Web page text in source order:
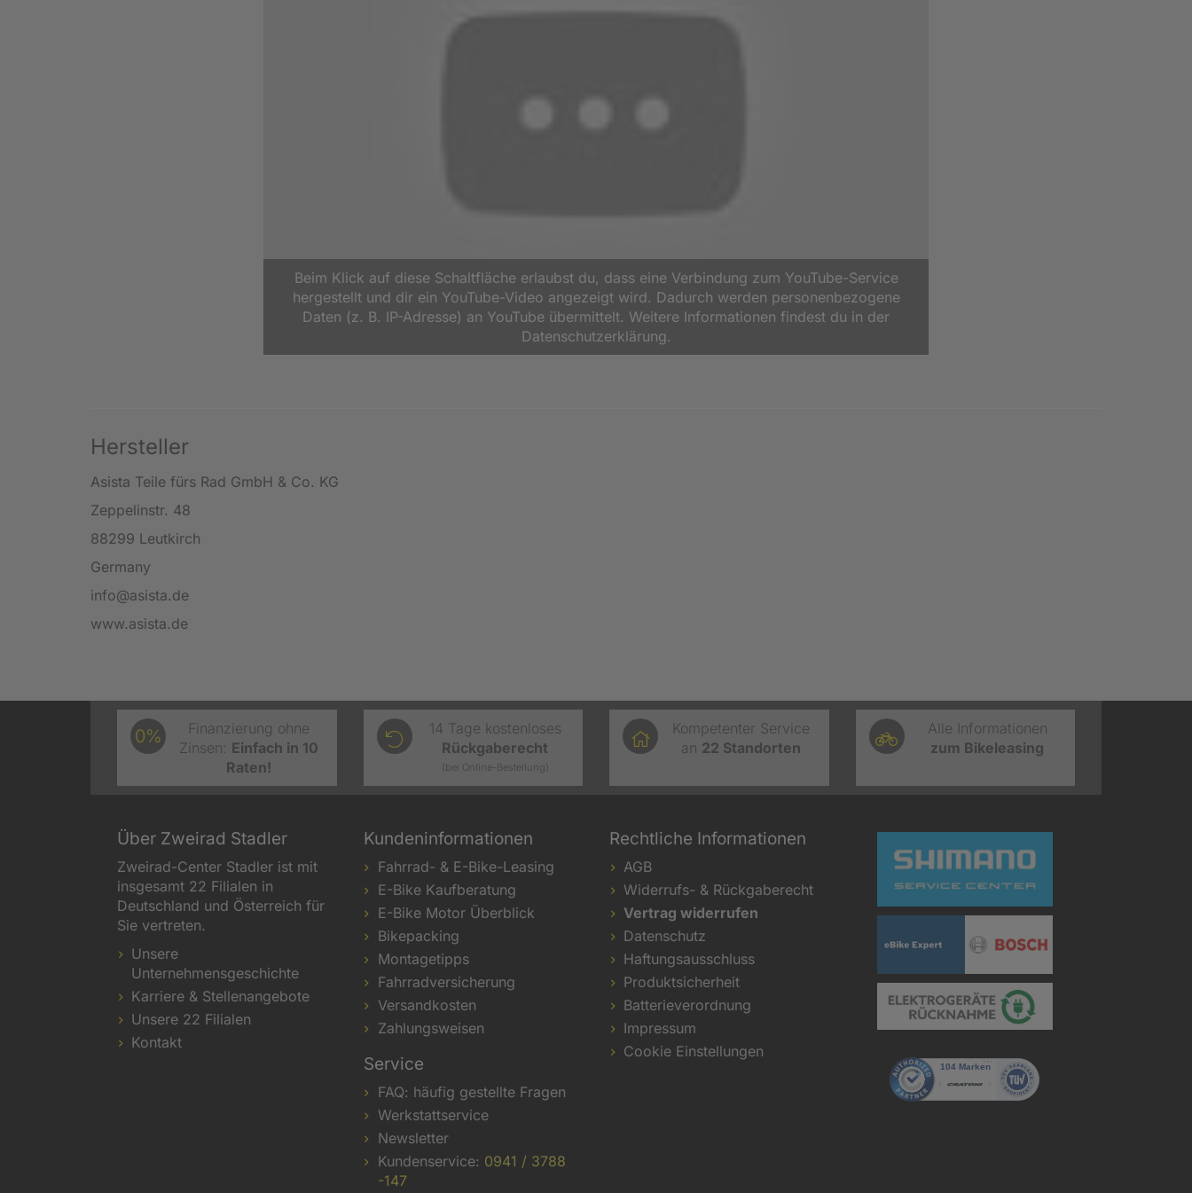
Beim Klick auf diese Schaltfläche erlaubst du, dass eine Verbindung zum YouTube-Service
hergestellt und dir ein YouTube-Video angezeigt wird. Dadurch werden personenbezogene
Daten (z. B. IP-Adresse) an YouTube übermittelt. Weitere Informationen findest du in der
Datenschutzerklärung.
Hersteller
Asista Teile fürs Rad GmbH & Co. KG
Zeppelinstr. 48
88299 Leutkirch
Germany
info@asista.de
www.asista.de
0%
Finanzierung ohne
Zinsen: Einfach in 10
Raten!
14 Tage kostenloses
Rückgaberecht
(bei Online-Bestellung)
Kompetenter Service
an 22 Standorten
Alle Informationen
zum Bikeleasing
Über Zweirad Stadler
Zweirad-Center Stadler ist mit
insgesamt 22 Filialen in
Deutschland und Österreich für
Sie vertreten.
Unsere
Unternehmensgeschichte
Karriere & Stellenangebote
Unsere 22 Filialen
Kontakt
Kundeninformationen
Fahrrad- & E-Bike-Leasing
E-Bike Kaufberatung
E-Bike Motor Überblick
Bikepacking
Montagetipps
Fahrradversicherung
Versandkosten
Zahlungsweisen
Service
FAQ: häufig gestellte Fragen
Werkstattservice
Newsletter
Kundenservice: 0941 / 3788
-147
Rechtliche Informationen
AGB
Widerrufs- & Rückgaberecht
Vertrag widerrufen
Datenschutz
Haftungsausschluss
Produktsicherheit
Batterieverordnung
Impressum
Cookie Einstellungen